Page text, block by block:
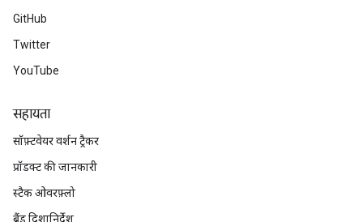
GitHub
Twitter
YouTube
सहायता
सॉफ़्टवेयर वर्शन ट्रैकर
प्रॉडक्ट की जानकारी
स्टैक ओवरफ़्लो
ब्रैंड दिशानिर्देश